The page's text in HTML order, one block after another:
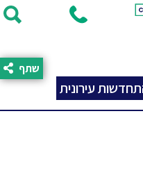
עירונית
שתף